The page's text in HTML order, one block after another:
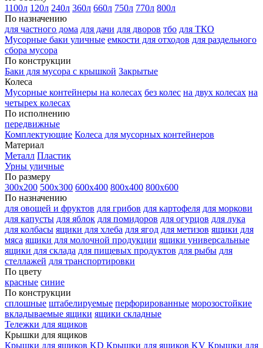
1100л 120л 240л 360л 660л 750л 770л 800л
По назначению
для частного дома для дачи для дворов тбо для ТКО
Мусорные баки уличные емкости для отходов для раздельного
сбора мусора
По конструкции
Баки для мусора с крышкой Закрытые
Колеса
Мусорные контейнеры на колесах без колес на двух колесах на
четырех колесах
По исполнению
передвижные
Комплектующие Колеса для мусорных контейнеров
Материал
Металл Пластик
Урны уличные
По размеру
300х200 500х300 600х400 800х400 800х600
По назначению
для овощей и фруктов для грибов для картофеля для моркови
для капусты для яблок для помидоров для огурцов для лука
для колбасы ящики для хлеба для ягод для метизов ящики для
мяса ящики для молочной продукции ящики универсальные
ящики для склада для пищевых продуктов для рыбы для
стеллажей для транспортировки
По цвету
красные синие
По конструкции
сплошные штабелируемые перфорированные морозостойкие
вкладываемые ящики ящики складные
Тележки для ящиков
Крышки для ящиков
Крышки для ящиков KD Крышки для ящиков KV Крышки для